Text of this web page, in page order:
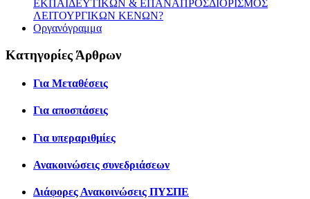
ΕΚΠΑΙΔΕΥΤΙΚΩΝ & ΕΠΑΝΑΠΡΟΣΔΙΟΡΙΣΜΟΣ
ΛΕΙΤΟΥΡΓΙΚΩΝ ΚΕΝΩΝ?
Οργανόγραμμα
Κατηγορίες Άρθρων
Για Μεταθέσεις
Για αποσπάσεις
Για υπεραριθμίες
Ανακοινώσεις συνεδριάσεων
Διάφορες Ανακοινώσεις ΠΥΣΠΕ